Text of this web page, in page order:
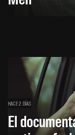
HACE 2 DÍAS
El